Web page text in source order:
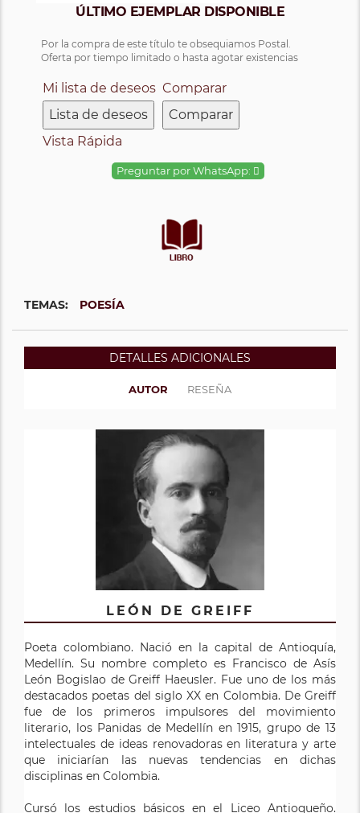
ÚLTIMO EJEMPLAR DISPONIBLE
Por la compra de este título te obsequiamos Postal.
Oferta por tiempo limitado o hasta agotar existencias
Mi lista de deseos
Lista de deseos
Comparar
Comparar
Vista Rápida
Preguntar por WhatsApp:
TEMAS: POESÍA
DETALLES ADICIONALES
AUTOR RESEÑA
LEÓN DE GREIFF
Poeta colombiano. Nació en la capital de Antioquía,
Medellín. Su nombre completo es Francisco de Asís
León Bogislao de Greiff Haeusler. Fue uno de los más
destacados poetas del siglo XX en Colombia. De Greiff
fue de los primeros impulsores del movimiento
literario, los Panidas de Medellín en 1915, grupo de 13
intelectuales de ideas renovadoras en literatura y arte
que iniciarían las nuevas tendencias en dichas
disciplinas en Colombia.
Cursó los estudios básicos en el Liceo Antioqueño.